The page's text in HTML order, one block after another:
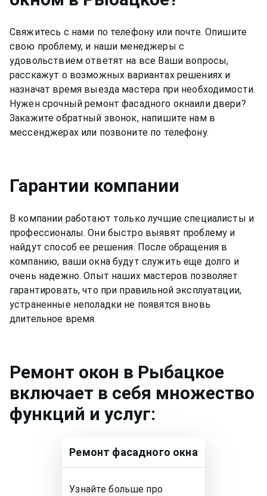
Свяжитесь с нами по телефону или почте. Опишите
свою проблему, и наши менеджеры с
удовольствием ответят на все Ваши вопросы,
расскажут о возможных вариантах решениях и
назначат время выезда мастера при необходимости.
Нужен срочный ремонтфасадного окнаили двери?
Закажите обратный звонок, напишите нам в
мессенджерах или позвоните по телефону.
Гарантии компании
В компании работают только лучшие специалисты и
профессионалы. Они быстро выявят проблему и
найдут способ ее решения. После обращения в
компанию, ваши окна будут служить еще долго и
очень надежно. Опыт наших мастеров позволяет
гарантировать, что при правильной эксплуатации,
устраненные неполадки не появятся вновь
длительное время.
Ремонт окон в Рыбацкое
включает в себя множество
функций и услуг:
Ремонт фасадного окна
Узнайте больше про